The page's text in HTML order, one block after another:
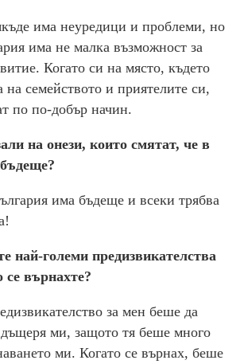
има неуредици и проблеми, но
има не малка възможност за
Когато си на място, където
семейството и приятелите си,
по по-добър начин.
на онези, които смятат, че в
има бъдеще и всеки трябва
най-големи предизвикателства
се върнахте?
за мен беше да
дъщеря ми, защото тя беше много
ми. Когато се върнах, беше